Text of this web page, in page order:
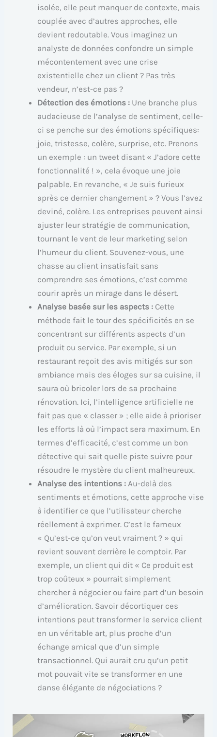
isolée, elle peut manquer de contexte, mais
couplée avec d’autres approches, elle
devient redoutable. Vous imaginez un
analyste de données confondre un simple
mécontentement avec une crise
existentielle chez un client ? Pas très
vendeur, n’est-ce pas ?
Détection des émotions : Une branche plus
audacieuse de l’analyse de sentiment, celle-
ci se penche sur des émotions spécifiques:
joie, tristesse, colère, surprise, etc. Prenons
un exemple : un tweet disant « J’adore cette
fonctionnalité ! », cela évoque une joie
palpable. En revanche, « Je suis furieux
après ce dernier changement » ? Vous l’avez
deviné, colère. Les entreprises peuvent ainsi
ajuster leur stratégie de communication,
tournant le vent de leur marketing selon
l’humeur du client. Souvenez-vous, une
chasse au client insatisfait sans
comprendre ses émotions, c’est comme
courir après un mirage dans le désert.
Analyse basée sur les aspects : Cette
méthode fait le tour des spécificités en se
concentrant sur différents aspects d’un
produit ou service. Par exemple, si un
restaurant reçoit des avis mitigés sur son
ambiance mais des éloges sur sa cuisine, il
saura où bricoler lors de sa prochaine
rénovation. Ici, l’intelligence artificielle ne
fait pas que « classer » ; elle aide à prioriser
les efforts là où l’impact sera maximum. En
termes d’efficacité, c’est comme un bon
détective qui sait quelle piste suivre pour
résoudre le mystère du client malheureux.
Analyse des intentions : Au-delà des
sentiments et émotions, cette approche vise
à identifier ce que l’utilisateur cherche
réellement à exprimer. C’est le fameux
« Qu’est-ce qu’on veut vraiment ? » qui
revient souvent derrière le comptoir. Par
exemple, un client qui dit « Ce produit est
trop coûteux » pourrait simplement
chercher à négocier ou faire part d’un besoin
d’amélioration. Savoir décortiquer ces
intentions peut transformer le service client
en un véritable art, plus proche d’un
échange amical que d’un simple
transactionnel. Qui aurait cru qu’un petit
mot pouvait vite se transformer en une
danse élégante de négociations ?